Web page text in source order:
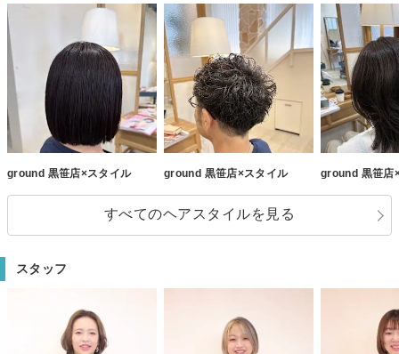
ground 黒笹店×スタイル ground 黒笹店×スタイル ground 黒笹店
すべてのヘアスタイルを見る
スタッフ